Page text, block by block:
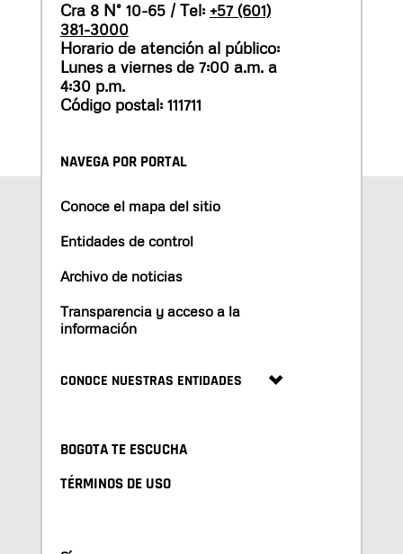
Cra 8 N° 10-65 / Tel: +57 (601)
381-3000
Horario de atención al público:
Lunes a viernes de 7:00 a.m. a
4:30 p.m.
Código postal: 111711
NAVEGA POR PORTAL
Conoce el mapa del sitio
Entidades de control
Archivo de noticias
Transparencia y acceso a la
información
CONOCE NUESTRAS ENTIDADES
BOGOTA TE ESCUCHA
TÉRMINOS DE USO